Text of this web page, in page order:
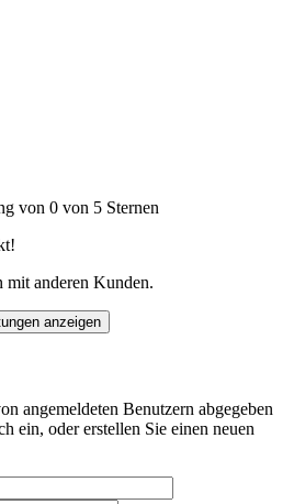
von 0 von 5 Sternen
mit anderen Kunden.
anzeigen
angemeldeten Benutzern abgegeben
ein, oder erstellen Sie einen neuen